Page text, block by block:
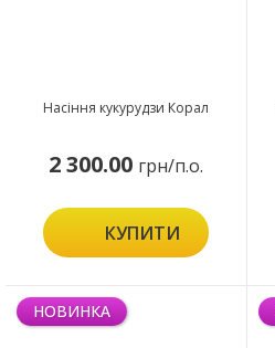
Насіння кукурудзи Корал
2 300.00 грн/п.о.
КУПИТИ
НОВИНКА